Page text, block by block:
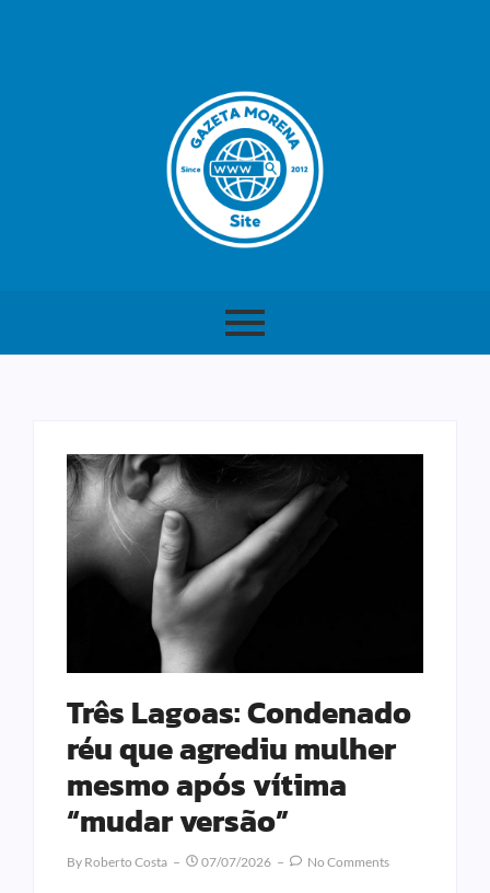
Três Lagoas: Condenado
réu que agrediu mulher
mesmo após vítima
“mudar versão”
By Roberto Costa 07/07/2026 No Comments